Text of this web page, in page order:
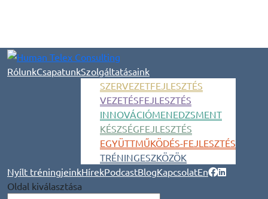
RólunkCsapatunkSzolgáltatásaink
SZERVEZETFEJLESZTÉS
VEZETÉSFEJLESZTÉS
INNOVÁCIÓMENEDZSMENT
KÉSZSÉGFEJLESZTÉS
EGYÜTTMŰKÖDÉS-FEJLESZTÉS
TRÉNINGESZKÖZÖK
Nyílt tréningjeinkHírekPodcastBlogKapcsolatEn
Oldal kiválasztása